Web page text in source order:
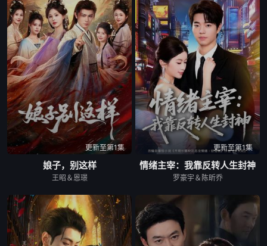
更新至第1集
娘子，别这样
王昭＆恩璟
更新至第1集
情绪主宰：我靠反转人生封神
罗豪宇＆陈昕乔